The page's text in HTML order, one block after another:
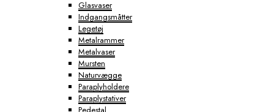
Glasvaser
Indgangsmåtter
Legetøj
Metalrammer
Metalvaser
Mursten
Naturvægge
Paraplyholdere
Paraplystativer